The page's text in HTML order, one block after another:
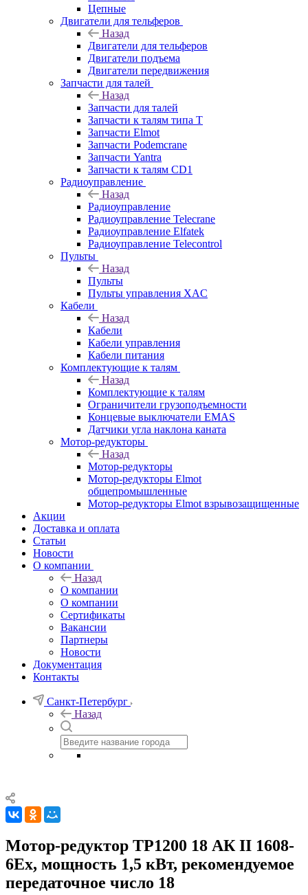
Цепные
Двигатели для тельферов
Назад
Двигатели для тельферов
Двигатели подъема
Двигатели передвижения
Запчасти для талей
Назад
Запчасти для талей
Запчасти к талям типа Т
Запчасти Elmot
Запчасти Podemcrane
Запчасти Yantra
Запчасти к талям CD1
Радиоуправление
Назад
Радиоуправление
Радиоуправление Telecrane
Радиоуправление Elfatek
Радиоуправление Telecontrol
Пульты
Назад
Пульты
Пульты управления XAC
Кабели
Назад
Кабели
Кабели управления
Кабели питания
Комплектующие к талям
Назад
Комплектующие к талям
Ограничители грузоподъемности
Концевые выключатели EMAS
Датчики угла наклона каната
Мотор-редукторы
Назад
Мотор-редукторы
Мотор-редукторы Elmot
общепромышленные
Мотор-редукторы Elmot взрывозащищенные
Акции
Доставка и оплата
Статьи
Новости
О компании
Назад
О компании
О компании
Сертификаты
Вакансии
Партнеры
Новости
Документация
Контакты
Санкт-Петербург
Назад
Мотор-редуктор ТР1200 18 АК II 1608-
6Ех, мощность 1,5 кВт, рекомендуемое
передаточное число 18